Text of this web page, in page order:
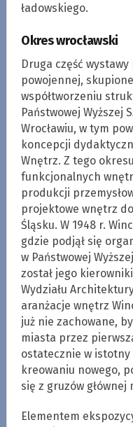
ładowskiego.
Okres wrocławski
Druga część
powojennej,
współtworzeniu
Państwowej Wyższej
Wrocławiu, w tym
koncepcji
Wnętrz. Z tego
funkcjonalnych
produkcji
projektowe wnętrz
Śląsku. W 1948 r.
gdzie podjął się
w Państwowej
został jego
Wydziału
aranżacje wnętrz
już nie zachowane,
miasta przez
ostatecznie w istotny
kreowaniu nowego,
się z gruzów
Elementem